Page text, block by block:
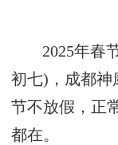
2025年春
初七)，成都神
节不放假，正
都在。